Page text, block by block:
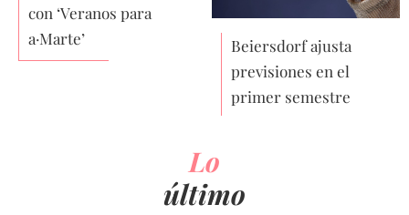
con ‘Veranos para
a·Marte’
Beiersdorf ajusta
previsiones en el
primer semestre
Lo
último